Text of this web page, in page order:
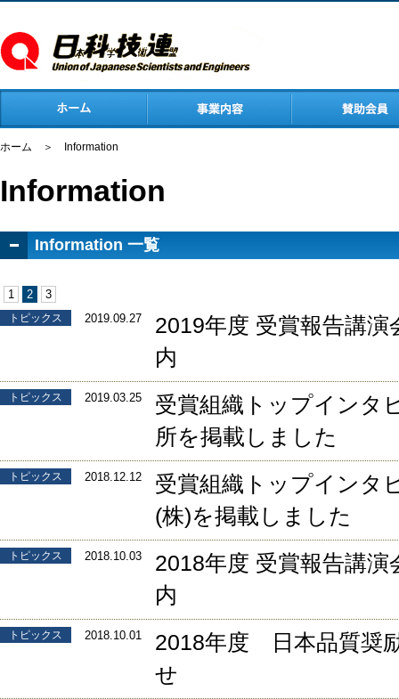
ホーム ＞ Information
Information
Information 一覧
1 2 3
トピックス 2019.09.27
2019年度 受賞報告講
内
トピックス 2019.03.25
受賞組織トップインタ
所を掲載しました
トピックス 2018.12.12
受賞組織トップインタ
(株)を掲載しました
トピックス 2018.10.03
2018年度 受賞報告講
内
トピックス 2018.10.01
2018年度 日本品質奨
せ